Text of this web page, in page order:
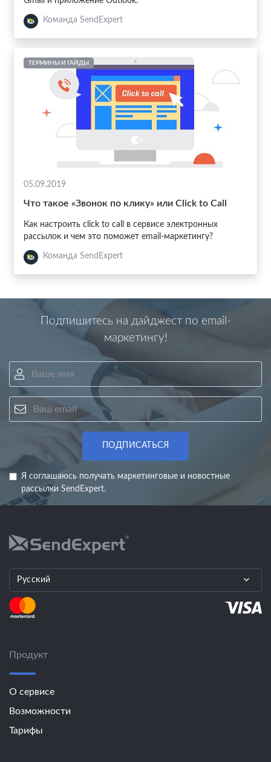
Команда SendExpert
ТЕРМИНЫ И ГАЙДЫ
05.09.2019
Что такое «Звонок по клику» или Click to Call
Как настроить click to call в сервисе электронных
рассылок и чем это поможет email-маркетингу?
Команда SendExpert
Подпишитесь на дайджест по email-
маркетингу!
ПОДПИСАТЬСЯ
Я соглашаюсь получать маркетинговые и новостные
рассылки SendExpert.
Русский
Продукт
О сервисе
Возможности
Тарифы